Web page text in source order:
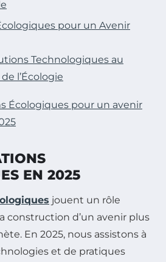
pour un Avenir
Technologiques au
l’Écologie
Écologiques pour un avenir
EN 2025
jouent un rôle
construction d’un avenir plus
En 2025, nous assistons à
et de pratiques